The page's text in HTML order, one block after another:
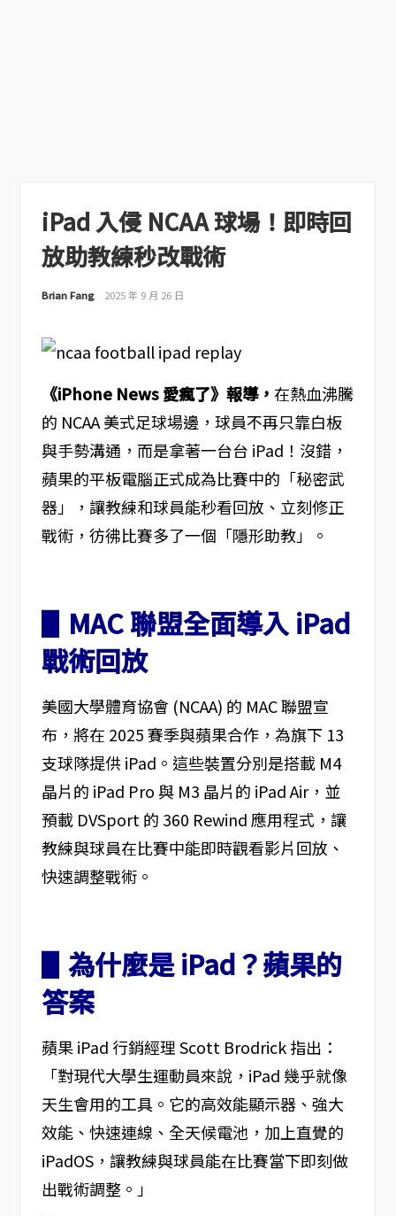
iPad 入侵 NCAA 球場！即時回
放助教練秒改戰術
Brian Fang 2025 年 9 月 26 日
《iPhone News 愛瘋了》報導， 在熱血沸騰
的 NCAA 美式足球場邊，球員不再只靠白板
與手勢溝通，而是拿著一台台 iPad！沒錯，
蘋果的平板電腦正式成為比賽中的「秘密武
器」，讓教練和球員能秒看回放、立刻修正
戰術，彷彿比賽多了一個「隱形助教」。
▋MAC 聯盟全面導入 iPad
戰術回放
美國大學體育協會 (NCAA) 的 MAC 聯盟宣
布，將在 2025 賽季與蘋果合作，為旗下 13
支球隊提供 iPad。這些裝置分別是搭載 M4
晶片的 iPad Pro 與 M3 晶片的 iPad Air，並
預載 DVSport 的 360 Rewind 應用程式，讓
教練與球員在比賽中能即時觀看影片回放、
快速調整戰術。
▋為什麼是 iPad？蘋果的
答案
蘋果 iPad 行銷經理 Scott Brodrick 指出：
「對現代大學生運動員來說，iPad 幾乎就像
天生會用的工具。它的高效能顯示器、強大
效能、快速連線、全天候電池，加上直覺的
iPadOS，讓教練與球員能在比賽當下即刻做
出戰術調整。」